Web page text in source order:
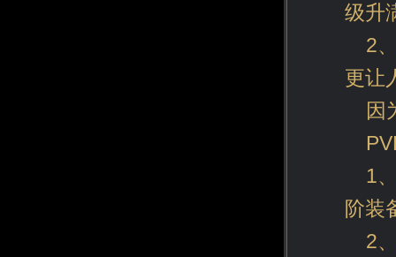
级升
2
更让
因
1
阶装
2